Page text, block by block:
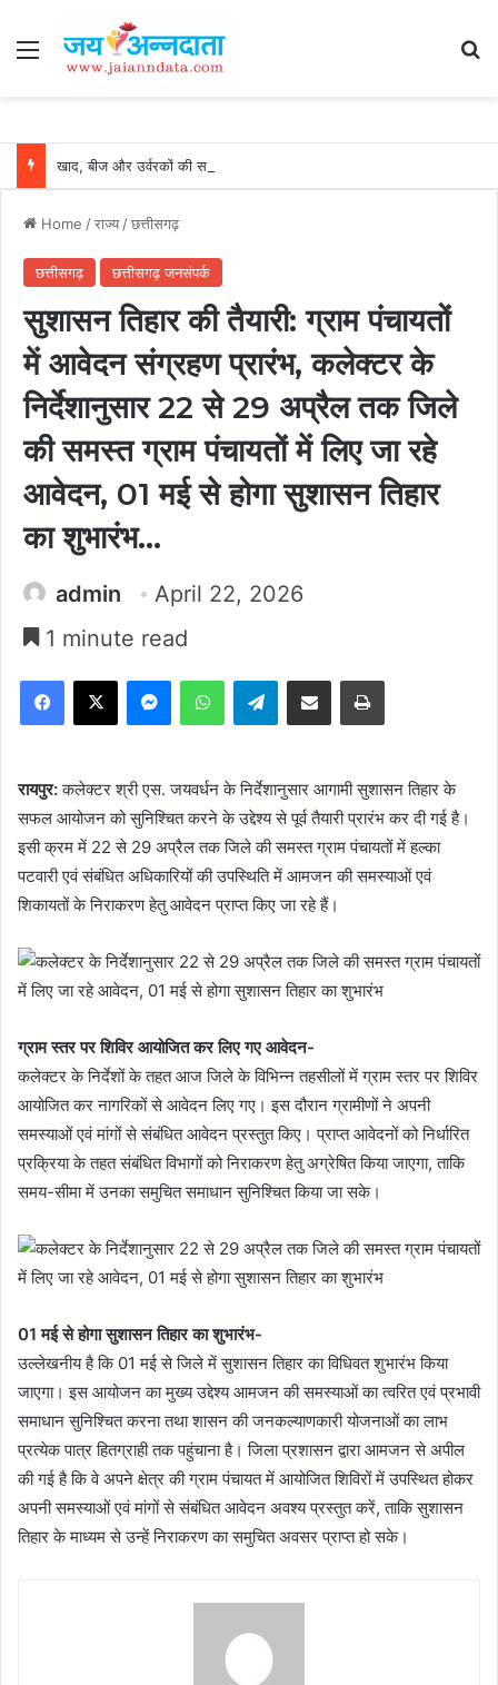
Menu
Home /राज्य/छत्तीसगढ़
छत्तीसगढ़ छत्तीसगढ़ जनसंपर्क
सुशासन तिहार की तैयारी: ग्राम पंचायतों
में आवेदन संग्रहण प्रारंभ, कलेक्टर के
निर्देशानुसार 22 से 29 अप्रैल तक जिले
की समस्त ग्राम पंचायतों में लिए जा रहे
आवेदन, 01 मई से होगा सुशासन तिहार
का शुभारंभ…
admin
April 22, 2026
1 minute read
Facebook
X MessengerWhatsAppTelegramShare via Email Print
रायपुर:कलेक्टर श्री एस. जयवर्धन के निर्देशानुसार आगामी सुशासन तिहार के
सफल आयोजन को सुनिश्चित करने के उद्देश्य से पूर्व तैयारी प्रारंभ कर दी गई है।
इसी क्रम में 22 से 29 अप्रैल तक जिले की समस्त ग्राम पंचायतों में हल्का
पटवारी एवं संबंधित अधिकारियों की उपस्थिति में आमजन की समस्याओं एवं
शिकायतों के निराकरण हेतु आवेदन प्राप्त किए जा रहे हैं।
ग्राम स्तर पर शिविर आयोजित कर लिए गए आवेदन-
कलेक्टर के निर्देशों के तहत आज जिले के विभिन्न तहसीलों में ग्राम स्तर पर शिविर
आयोजित कर नागरिकों से आवेदन लिए गए। इस दौरान ग्रामीणों ने अपनी
समस्याओं एवं मांगों से संबंधित आवेदन प्रस्तुत किए। प्राप्त आवेदनों को निर्धारित
प्रक्रिया के तहत संबंधित विभागों को निराकरण हेतु अग्रेषित किया जाएगा, ताकि
समय-सीमा में उनका समुचित समाधान सुनिश्चित किया जा सके।
01 मई से होगा सुशासन तिहार का शुभारंभ-
उल्लेखनीय है कि 01 मई से जिले में सुशासन तिहार का विधिवत शुभारंभ किया
जाएगा। इस आयोजन का मुख्य उद्देश्य आमजन की समस्याओं का त्वरित एवं प्रभावी
समाधान सुनिश्चित करना तथा शासन की जनकल्याणकारी योजनाओं का लाभ
प्रत्येक पात्र हितग्राही तक पहुंचाना है। जिला प्रशासन द्वारा आमजन से अपील
की गई है कि वे अपने क्षेत्र की ग्राम पंचायत में आयोजित शिविरों में उपस्थित होकर
अपनी समस्याओं एवं मांगों से संबंधित आवेदन अवश्य प्रस्तुत करें, ताकि सुशासन
तिहार के माध्यम से उन्हें निराकरण का समुचित अवसर प्राप्त हो सके।